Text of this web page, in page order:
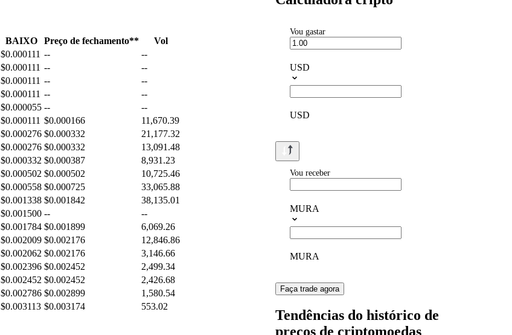
BAIXO Preço de fechamento**
Vol
$0.000111 --
--
$0.000111 --
--
$0.000111 --
--
$0.000111 --
--
$0.000055 --
--
$0.000111 $0.000166
11,670.39
$0.000276 $0.000332
21,177.32
$0.000276 $0.000332
13,091.48
$0.000332 $0.000387
8,931.23
$0.000502 $0.000502
10,725.46
$0.000558 $0.000725
33,065.88
$0.001338 $0.001842
38,135.01
$0.001500 --
--
$0.001784 $0.001899
6,069.26
$0.002009 $0.002176
12,846.86
$0.002062 $0.002176
3,146.66
$0.002396 $0.002452
2,499.34
$0.002452 $0.002452
2,426.68
$0.002786 $0.002899
1,580.54
$0.003113 $0.003174 553.02
Vou gastar
USD
USD
Vou receber
MURA
MURA
Faça trade agora
Tendências do histórico de
preços de criptomoedas